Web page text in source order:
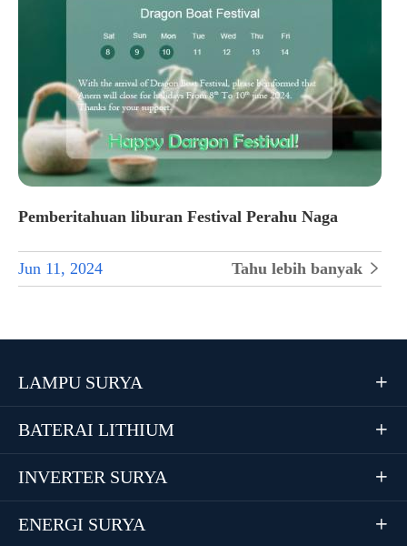
Pemberitahuan liburan Festival Perahu Naga
Jun 11, 2024 Tahu lebih banyak 
LAMPU SURYA 
BATERAI LITHIUM 
INVERTER SURYA 
ENERGI SURYA 